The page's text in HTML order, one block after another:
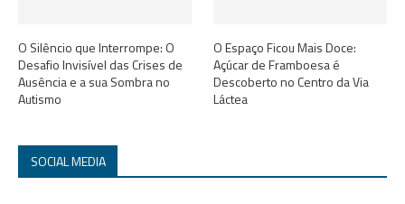
O Silêncio que Interrompe: O
Desafio Invisível das Crises de
Ausência e a sua Sombra no
Autismo
O Espaço Ficou Mais Doce:
Açúcar de Framboesa é
Descoberto no Centro da Via
Láctea
SOCIAL MEDIA